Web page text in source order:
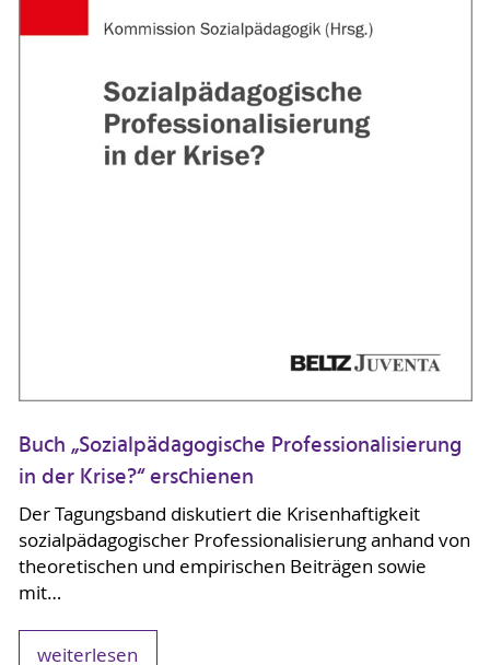
Buch „Sozialpädagogische Professionalisierung
in der Krise?“ erschienen
Der Tagungsband diskutiert die Krisenhaftigkeit
sozialpädagogischer Professionalisierung anhand von
theoretischen und empirischen Beiträgen sowie
mit…
weiterlesen